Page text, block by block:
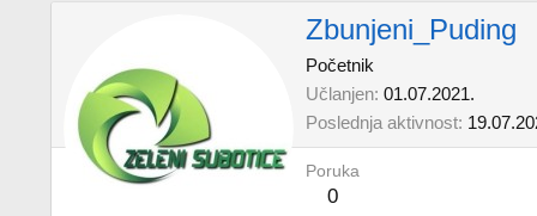
Zbunjeni_Puding
Početnik
Učlanjen 01.07.2021.
Poslednja aktivnost
Poruka
0